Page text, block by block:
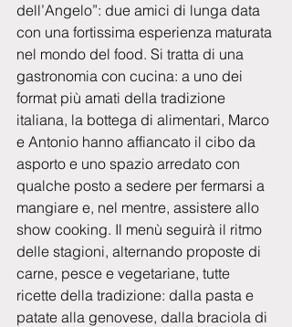
dell’Angelo”: due amici di lunga data
con una fortissima esperienza maturata
nel mondo del food. Si tratta di una
gastronomia con cucina: a uno dei
format più amati della tradizione
italiana, la bottega di alimentari, Marco
e Antonio hanno affiancato il cibo da
asporto e uno spazio arredato con
qualche posto a sedere per fermarsi a
mangiare e, nel mentre, assistere allo
show cooking. Il menù seguirà il ritmo
delle stagioni, alternando proposte di
carne, pesce e vegetariane, tutte
ricette della tradizione: dalla pasta e
patate alla genovese, dalla braciola di